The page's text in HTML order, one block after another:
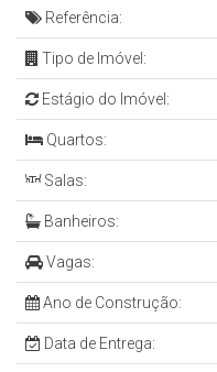
Referência:
Tipo de Imóvel:
Estágio do Imóvel:
Quartos:
Salas:
Banheiros:
Vagas:
Ano de Construção:
Data de Entrega: